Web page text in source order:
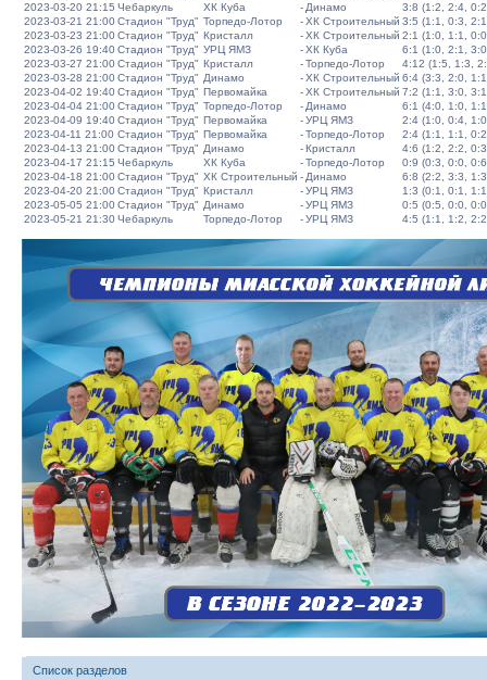
2023-03-20 21:15 Чебаркуль ХК Куба - Динамо
3:8 (1:2, 2:4,
2023-03-21 21:00Стадион "Труд" Торпедо-Лотор -ХК Строительный 3:5 (1:1, 0:3,
2023-03-23 21:00Стадион "Труд" Кристалл -ХК Строительный 2:1 (1:0, 1:1,
2023-03-26 19:40Стадион "Труд" УРЦ ЯМЗ -ХК Куба
6:1 (1:0, 2:1,
2023-03-27 21:00Стадион "Труд" Кристалл -Торпедо-Лотор
4:12 (1:5, 1:3,
2023-03-28 21:00Стадион "Труд" Динамо -ХК Строительный 6:4 (3:3, 2:0,
2023-04-02 19:40Стадион "Труд" Первомайка -ХК Строительный 7:2 (1:1, 3:0,
2023-04-04 21:00Стадион "Труд" Торпедо-Лотор - Динамо
6:1 (4:0, 1:0,
2023-04-09 19:40Стадион "Труд" Первомайка -УРЦ ЯМЗ
2:4 (1:0, 0:4,
2023-04-11 21:00 Стадион "Труд" Первомайка -Торпедо-Лотор
2:4 (1:1, 1:1,
2023-04-13 21:00Стадион "Труд" Динамо -Кристалл
4:6 (1:2, 2:2,
2023-04-17 21:15 Чебаркуль ХК Куба -Торпедо-Лотор
0:9 (0:3, 0:0,
2023-04-18 21:00Стадион "Труд" ХК Строительный - Динамо
6:8 (2:2, 3:3,
2023-04-20 21:00Стадион "Труд" Кристалл -УРЦ ЯМЗ
1:3 (0:1, 0:1,
2023-05-05 21:00Стадион "Труд" Динамо -УРЦ ЯМЗ
0:5 (0:5, 0:0,
2023-05-21 21:30Чебаркуль Торпедо-Лотор -УРЦ ЯМЗ 4:5 (1:1, 1:2,
Список разделов